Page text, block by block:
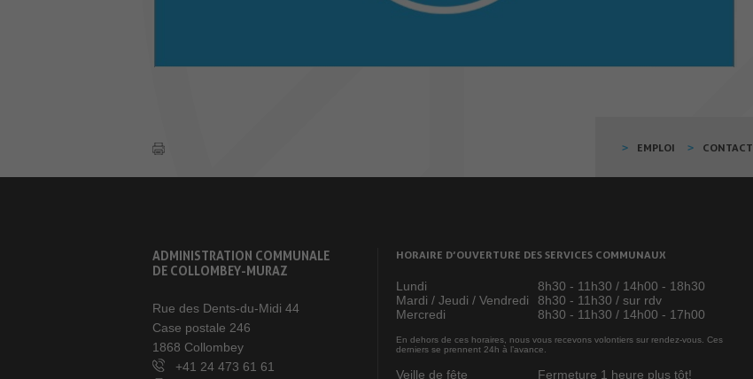
EMPLOI CONTACT
ADMINISTRATION COMMUNALE
DE COLLOMBEY-MURAZ
Rue des Dents-du-Midi 44
Case postale 246
1868 Collombey
+41 24 473 61 61
HORAIRE D’OUVERTURE DES SERVICES COMMUNAUX
Lundi
8h30 - 11h30 / 14h00 - 18h30
Mardi / Jeudi / Vendredi
8h30 - 11h30 / sur rdv
Mercredi
8h30 - 11h30 / 14h00 - 17h00
En dehors de ces horaires, nous vous recevons volontiers sur rendez-vous. Ces
derniers se prennent 24h à l’avance.
Veille de fête Fermeture 1 heure plus tôt!